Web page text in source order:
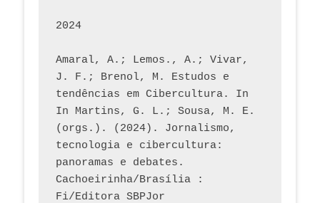
2024
Amaral, A.; Lemos., A.; Vivar,
J. F.; Brenol, M. Estudos e
tendências em Cibercultura. In
In Martins, G. L.; Sousa, M. E.
(orgs.). (2024). Jornalismo,
tecnologia e cibercultura:
panoramas e debates.
Cachoeirinha/Brasília :
Fi/Editora SBPJor